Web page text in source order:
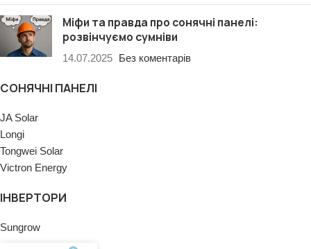
Міфи та правда про сонячні панелі:
розвінчуємо сумніви
14.07.2025 Без коментарів
СОНЯЧНІ ПАНЕЛІ
JA Solar
Longi
Tongwei Solar
Victron Energy
ІНВЕРТОРИ
Sungrow